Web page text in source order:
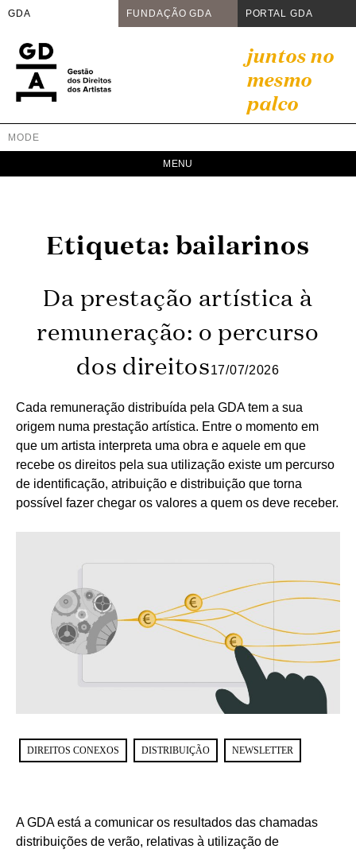
GDA FUNDAÇÃO GDA PORTAL GDA
content
juntos no
mesmo
palco
GDA
Juntos no mesmo palco
MODE
Etiqueta: bailarinos
Da prestação artística à
remuneração: o percurso
dos direitos17/07/2026
Cada remuneração distribuída pela GDA tem a sua
origem numa prestação artística. Entre o momento em
que um artista interpreta uma obra e aquele em que
recebe os direitos pela sua utilização existe um percurso
de identificação, atribuição e distribuição que torna
possível fazer chegar os valores a quem os deve receber.
DIREITOS CONEXOS DISTRIBUIÇÃO NEWSLETTER
A GDA está a comunicar os resultados das chamadas
distribuições de verão, relativas à utilização de